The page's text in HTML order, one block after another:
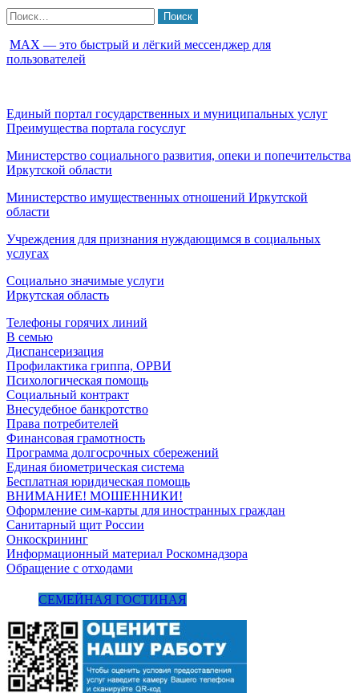
Найти:
МАХ — это быстрый и лёгкий мессенджер для
пользователей
Единый портал государственных и муниципальных услуг
Преимущества портала госуслуг
Министерство социального развития, опеки и попечительства
Иркутской области
Министерство имущественных отношений Иркутской
области
Учреждения для признания нуждающимся в социальных
услугах
Социально значимые услуги
Иркутская область
Телефоны горячих линий
В семью
Диспансеризация
Профилактика гриппа, ОРВИ
Психологическая помощь
Социальный контракт
Внесудебное банкротство
Права потребителей
Финансовая грамотность
Программа долгосрочных сбережений
Единая биометрическая система
Бесплатная юридическая помощь
ВНИМАНИЕ! МОШЕННИКИ!
Оформление сим-карты для иностранных граждан
Санитарный щит России
Онкоскрининг
Информационный материал Роскомнадзора
Обращение с отходами
СЕМЕЙНАЯ ГОСТИНАЯ